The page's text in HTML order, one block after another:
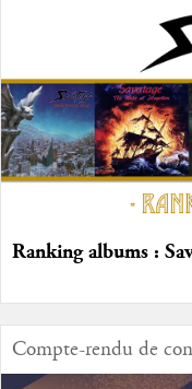
Ranking albums :
Compte-rendu de